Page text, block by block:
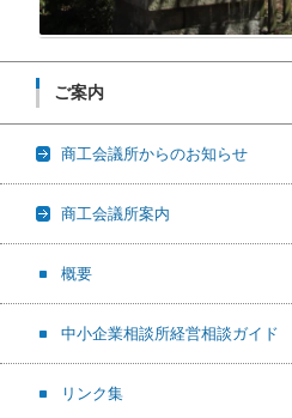
ご案内
商工会議所からのお知らせ
商工会議所案内
概要
中小企業相談所経営相談ガイド
リンク集